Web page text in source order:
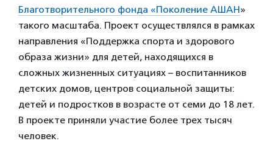
Благотворительного фонда «Поколение АШАН»
такого масштаба. Проект осуществлялся в рамках
направления «Поддержка спорта и здорового
образа жизни» для детей, находящихся в
сложных жизненных ситуациях – воспитанников
детских домов, центров социальной защиты:
детей и подростков в возрасте от семи до 18 лет.
В проекте приняли участие более трех тысяч
человек.